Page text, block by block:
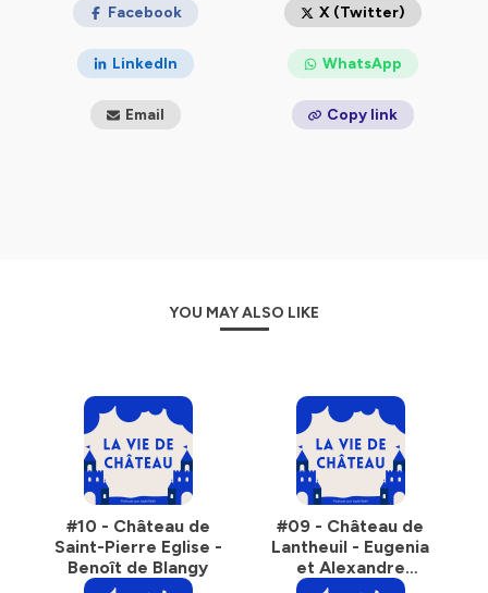
sacrifices et de travaux.
de château” et nous pourrons ainsi vous tenir au
courant de la sortie de chaque épisode. Vous pouvez
aussi retrouver la suite des aventures du podcast sur le
site laviedechateau.info.
Facebook X (Twitter)
LinkedIn WhatsApp
Email Copy link
YOU MAY ALSO LIKE
#10 - Château de
Saint-Pierre Eglise -
Benoît de Blangy
#09 - Château de
Lantheuil - Eugenia
et Alexandre
Durandy Naurois de